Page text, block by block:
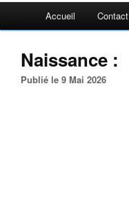
Accueil Contact
Naissance :
Publié le 9 Mai 2026